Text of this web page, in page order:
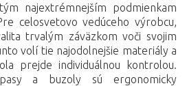
najextrémnejším podmienkam
celosvetovo vedúceho výrobcu,
trvalým záväzkom voči svojim
volí tie najodolnejšie materiály a
prejde individuálnou kontrolou.
a buzoly sú ergonomicky